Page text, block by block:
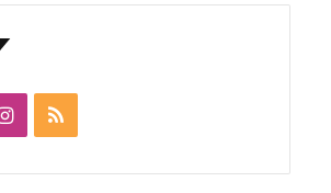
Instagram
RSS